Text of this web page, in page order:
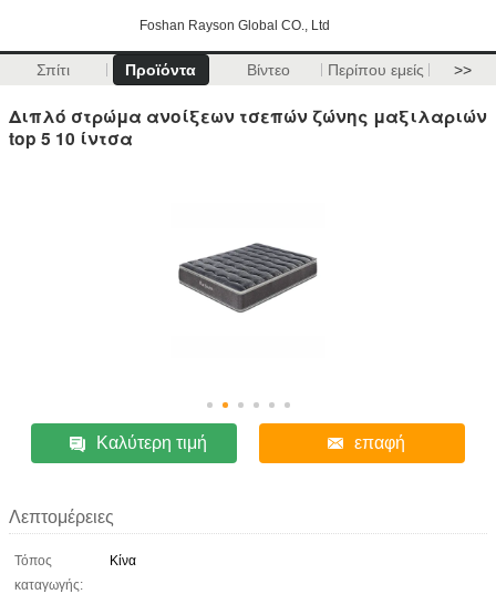
Foshan Rayson Global CO., Ltd
Σπίτι Προϊόντα Βίντεο Περίπου εμείς >>
Διπλό στρώμα ανοίξεων τσεπών ζώνης μαξιλαριών
top 5 10 ίντσα
Καλύτερη τιμή επαφή
Λεπτομέρειες
Τόπος
καταγωγής:
Κίνα